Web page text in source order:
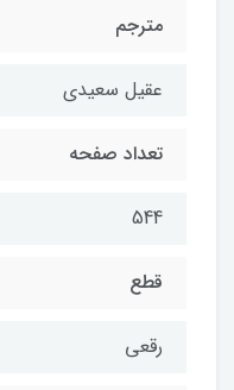
مترجم
عقیل سعیدی
تعداد صفحه
544
قطع
رقعی